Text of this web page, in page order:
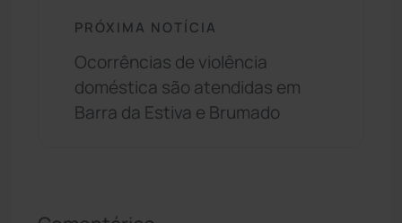
PRÓXIMA NOTÍCIA
Ocorrências de violência
doméstica são atendidas em
Barra da Estiva e Brumado